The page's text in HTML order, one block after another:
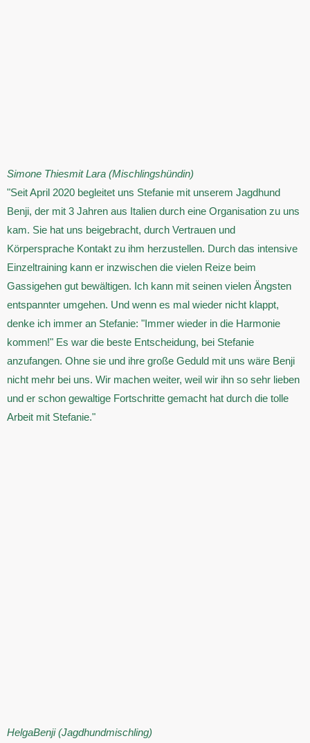
Simone Thiesmit Lara (Mischlingshündin)
"Seit April 2020 begleitet uns Stefanie mit unserem Jagdhund
Benji, der mit 3 Jahren aus Italien durch eine Organisation zu uns
kam. Sie hat uns beigebracht, durch Vertrauen und
Körpersprache Kontakt zu ihm herzustellen. Durch das intensive
Einzeltraining kann er inzwischen die vielen Reize beim
Gassigehen gut bewältigen. Ich kann mit seinen vielen Ängsten
entspannter umgehen. Und wenn es mal wieder nicht klappt,
denke ich immer an Stefanie: "Immer wieder in die Harmonie
kommen!" Es war die beste Entscheidung, bei Stefanie
anzufangen. Ohne sie und ihre große Geduld mit uns wäre Benji
nicht mehr bei uns. Wir machen weiter, weil wir ihn so sehr lieben
und er schon gewaltige Fortschritte gemacht hat durch die tolle
Arbeit mit Stefanie."
HelgaBenji (Jagdhundmischling)